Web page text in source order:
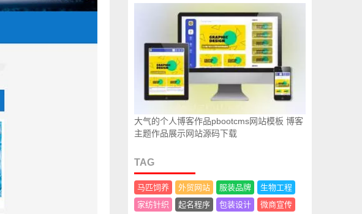
大气的个人博客作品pbootcms网站模板 博客
主题作品展示网站源码下载
TAG
马匹饲养 外贸网站 服装品牌
生物工程
家纺针织
起名程序 包装设计
微商宣传